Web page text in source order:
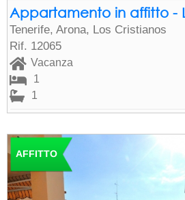
Appartamento in affitto -
Tenerife, Arona, Los Cristianos
Rif. 12065
Vacanza
1
1
AFFITTO